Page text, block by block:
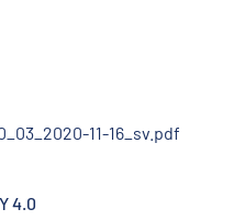
11-16_sv.pdf
4.0